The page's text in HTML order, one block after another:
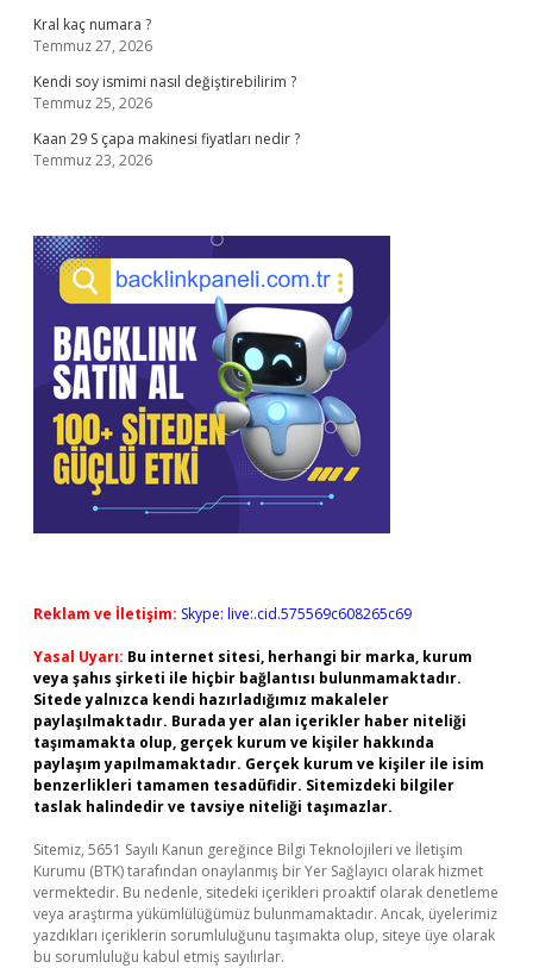
Kral kaç numara ?
Temmuz 27, 2026
Kendi soy ismimi nasıl değiştirebilirim ?
Temmuz 25, 2026
Kaan 29 S çapa makinesi fiyatları nedir ?
Temmuz 23, 2026
Reklam ve İletişim: Skype: live:.cid.575569c608265c69
Yasal Uyarı: Bu internet sitesi, herhangi bir marka, kurum
veya şahıs şirketi ile hiçbir bağlantısı bulunmamaktadır.
Sitede yalnızca kendi hazırladığımız makaleler
paylaşılmaktadır. Burada yer alan içerikler haber niteliği
taşımamakta olup, gerçek kurum ve kişiler hakkında
paylaşım yapılmamaktadır. Gerçek kurum ve kişiler ile isim
benzerlikleri tamamen tesadüfidir. Sitemizdeki bilgiler
taslak halindedir ve tavsiye niteliği taşımazlar.
Sitemiz, 5651 Sayılı Kanun gereğince Bilgi Teknolojileri ve İletişim
Kurumu (BTK) tarafından onaylanmış bir Yer Sağlayıcı olarak hizmet
vermektedir. Bu nedenle, sitedeki içerikleri proaktif olarak denetleme
veya araştırma yükümlülüğümüz bulunmamaktadır. Ancak, üyelerimiz
yazdıkları içeriklerin sorumluluğunu taşımakta olup, siteye üye olarak
bu sorumluluğu kabul etmiş sayılırlar.